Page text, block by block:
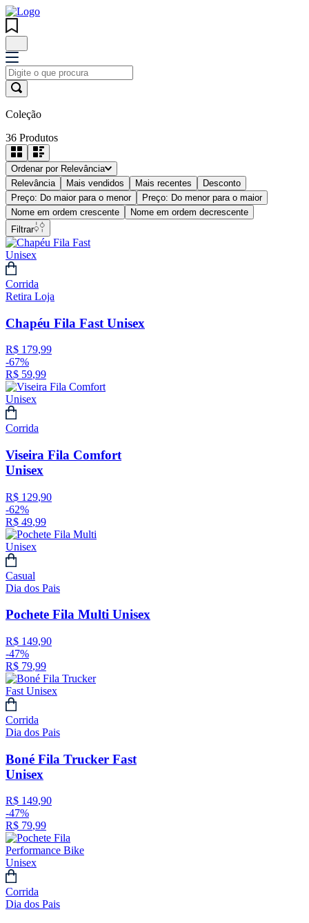
Coleção
36 Produtos
Ordenar por Relevância
Relevância
Mais vendidos Mais recentes
Desconto
Preço: Do maior para o menor
Preço: Do menor para o maior
Nome em ordem crescente
Nome em ordem decrescente
Filtrar
Corrida
Retira Loja
Chapéu Fila Fast Unisex
R$ 179,99
-67%
R$ 59,99
Corrida
Viseira Fila Comfort
Unisex
R$ 129,90
-62%
R$ 49,99
Casual
Dia dos Pais
Pochete Fila Multi Unisex
R$ 149,90
-47%
R$ 79,99
Corrida
Dia dos Pais
Boné Fila Trucker Fast
Unisex
R$ 149,90
-47%
R$ 79,99
Corrida
Dia dos Pais